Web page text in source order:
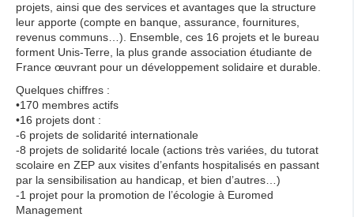
projets, ainsi que des services et avantages que la structure
leur apporte (compte en banque, assurance, fournitures,
revenus communs…). Ensemble, ces 16 projets et le bureau
forment Unis-Terre, la plus grande association étudiante de
France œuvrant pour un développement solidaire et durable.
Quelques chiffres :
•170 membres actifs
•16 projets dont :
-6 projets de solidarité internationale
-8 projets de solidarité locale (actions très variées, du tutorat
scolaire en ZEP aux visites d’enfants hospitalisés en passant
par la sensibilisation au handicap, et bien d’autres…)
-1 projet pour la promotion de l’écologie à Euromed
Management